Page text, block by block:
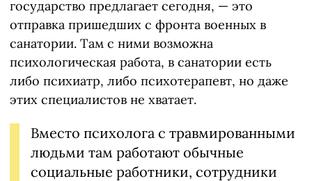
государство предлагает сегодня, — это
отправка пришедших с фронта военных в
санатории. Там с ними возможна
психологическая работа, в санатории есть
либо психиатр, либо психотерапевт, но даже
этих специалистов не хватает.
Вместо психолога с травмированными
людьми там работают обычные
социальные работники, сотрудники